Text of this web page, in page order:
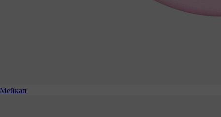
Мейкап